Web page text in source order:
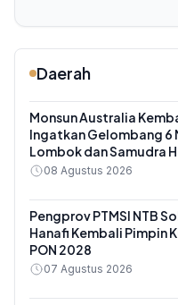
Daerah
Monsun Australia
Ingatkan Gelombang 6
Lombok dan Samudra
08 Agustus 2026
Pengprov PTMSI NTB
Hanafi Kembali Pimpin
PON 2028
07 Agustus 2026